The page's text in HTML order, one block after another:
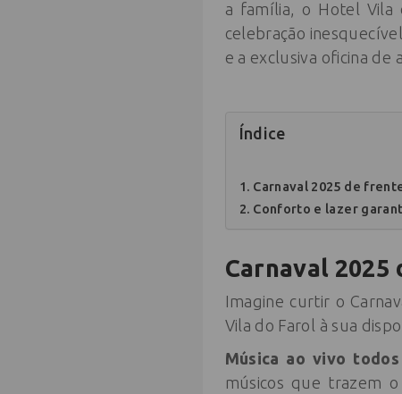
a família, o Hotel Vila
celebração
e a exclusiva oficina de
Índice
Carnaval 2025 de
Conforto e lazer
Carnaval 2025
Imagine curtir o
Vila do Farol à sua
Música ao vivo
músicos que trazem